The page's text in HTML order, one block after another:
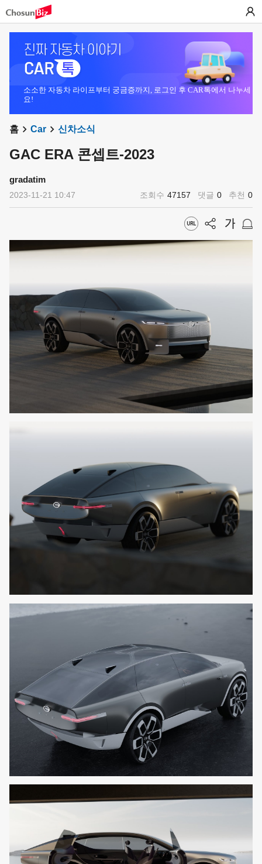
소소한 자동차 라이프부터 궁금증까지, 로그인 후 CAR톡에서 나누세
요!
홈 Car 신차소식
GAC ERA 콘셉트-2023
gradatim
2023-11-21 10:47 조회수 47157 댓글 0 추천 0